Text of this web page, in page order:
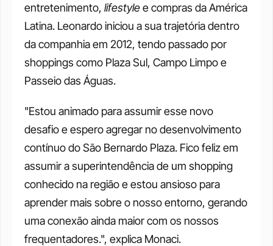
entretenimento, lifestyle e compras da América
Latina. Leonardo iniciou a sua trajetória dentro
da companhia em 2012, tendo passado por
shoppings como Plaza Sul, Campo Limpo e
Passeio das Águas.
"Estou animado para assumir esse novo
desafio e espero agregar no desenvolvimento
contínuo do São Bernardo Plaza. Fico feliz em
assumir a superintendência de um shopping
conhecido na região e estou ansioso para
aprender mais sobre o nosso entorno, gerando
uma conexão ainda maior com os nossos
frequentadores.", explica Monaci.